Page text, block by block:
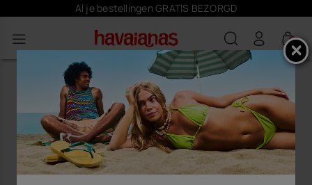
Al je bestellingen GRATIS BEZORGD
0